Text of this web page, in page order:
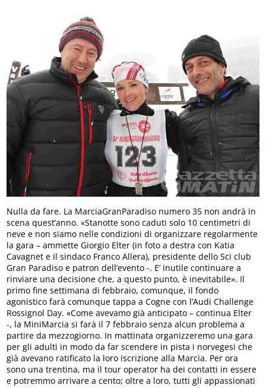
Nulla da fare. La MarciaGranParadiso numero 35 non andrà in
scena quest’anno. «Stanotte sono caduti solo 10 centimetri di
neve e non siamo nelle condizioni di organizzare regolarmente
la gara – ammette Giorgio Elter (in foto a destra con Katia
Cavagnet e il sindaco Franco Allera), presidente dello Sci club
Gran Paradiso e patron dell’evento -. E’ inutile continuare a
rinviare una decisione che, a questo punto, è inevitabile». Il
primo fine settimana di febbraio, comunque, il fondo
agonistico farà comunque tappa a Cogne con l’Audi Challenge
Rossignol Day. «Come avevamo già anticipato – continua Elter
-, la MiniMarcia si farà il 7 febbraio senza alcun problema a
partire da mezzogiorno. In mattinata organizzeremo una gara
per gli adulti in modo da far scendere in pista i norvegesi che
già avevano ratificato la loro iscrizione alla Marcia. Per ora
sono una trentina, ma il tour operator ha dei contatti in essere
e potremmo arrivare a cento; oltre a loro, tutti gli appassionati